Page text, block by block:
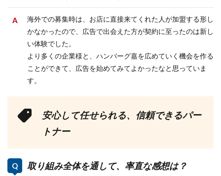
海外での募集時は、お店に直接来てくれた人が加盟する形し
かなかったので、広告で出会えた方が契約に至ったのは新し
い体験でした。
より多くの企業様と、ハンバーグ嘉を広めていく機会を作る
ことができて、広告を始めてみてよかったなと思っていま
す。
安心して任せられる、信頼できるパー
トナー
取り組み全体を通して、率直な感想は？